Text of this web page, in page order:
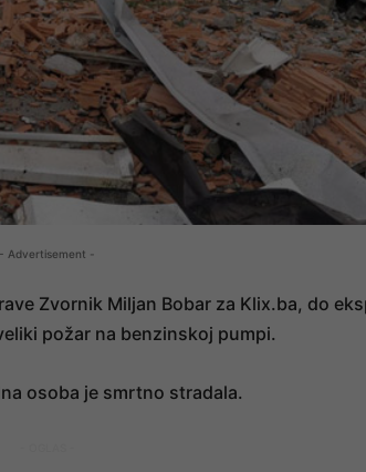
- Advertisement -
Zvornik Miljan Bobar za Klix.ba, do
požar na benzinskoj pumpi.
osoba je smrtno stradala.